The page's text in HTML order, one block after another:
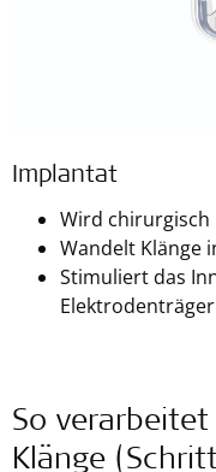
Implantat
Wird
Wandelt Klänge
Stimuliert das
Elektrodenträger
So
Klänge